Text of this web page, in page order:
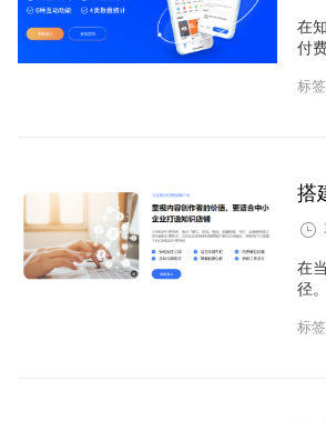
在
付
标签
搭
在
径
容
标签